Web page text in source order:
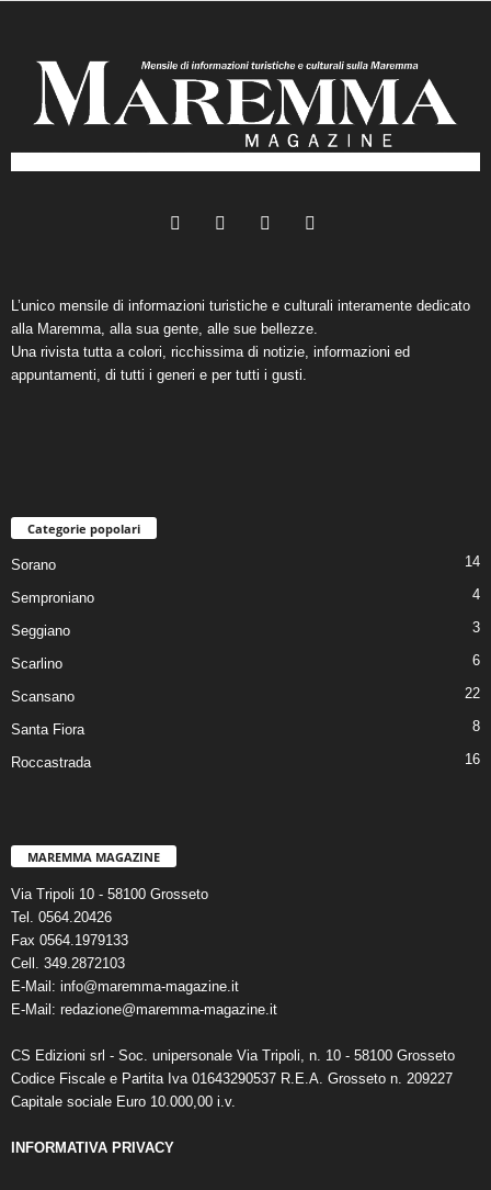
L’unico mensile di informazioni turistiche e culturali interamente dedicato
alla Maremma, alla sua gente, alle sue bellezze.
Una rivista tutta a colori, ricchissima di notizie, informazioni ed
appuntamenti, di tutti i generi e per tutti i gusti.
Categorie popolari
Sorano 14
Semproniano 4
Seggiano 3
Scarlino 6
Scansano 22
Santa Fiora 8
Roccastrada 16
MAREMMA MAGAZINE
Via Tripoli 10 - 58100 Grosseto
Tel. 0564.20426
Fax 0564.1979133
Cell. 349.2872103
E-Mail: info@maremma-magazine.it
E-Mail: redazione@maremma-magazine.it
CS Edizioni srl - Soc. unipersonale Via Tripoli, n. 10 - 58100 Grosseto
Codice Fiscale e Partita Iva 01643290537 R.E.A. Grosseto n. 209227
Capitale sociale Euro 10.000,00 i.v.
INFORMATIVA PRIVACY